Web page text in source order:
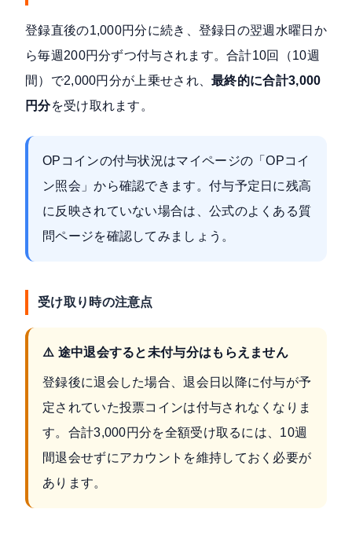
登録直後の1,000円分に続き、登録日の翌週水曜日か
ら毎週200円分ずつ付与されます。合計10回（10週
間）で2,000円分が上乗せされ、最終的に合計3,000
円分を受け取れます。
OPコインの付与状況はマイページの「OPコイ
ン照会」から確認できます。付与予定日に残高
に反映されていない場合は、公式のよくある質
問ページを確認してみましょう。
受け取り時の注意点
⚠️ 途中退会すると未付与分はもらえません
登録後に退会した場合、退会日以降に付与が予
定されていた投票コインは付与されなくなりま
す。合計3,000円分を全額受け取るには、10週
間退会せずにアカウントを維持しておく必要が
あります。